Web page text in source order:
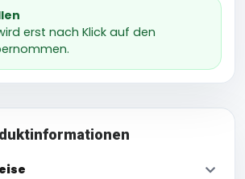
erst nach Klick auf den